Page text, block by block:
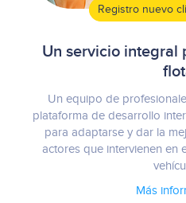
Registro nuevo
Un servicio integral
Un equipo de
plataforma de desarrollo
para adaptarse y dar la
actores que intervienen en
Más